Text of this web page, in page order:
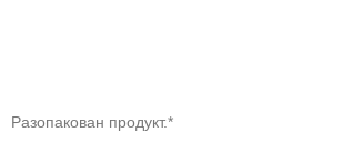
Разопакован продукт.*